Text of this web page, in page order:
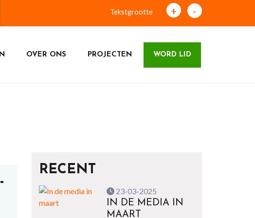
Tekstgrootte + -
OVER ONS PROJECTEN WORD LID
RECENT
23-03-2025
IN DE MEDIA IN
MAART